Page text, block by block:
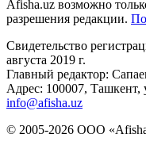
Afisha.uz возможно
разрешения редакции.
Свидетельство
августа 2019 г.
Главный редактор:
Адрес: 100007,
info@afisha.uz
© 2005-2026 ООО